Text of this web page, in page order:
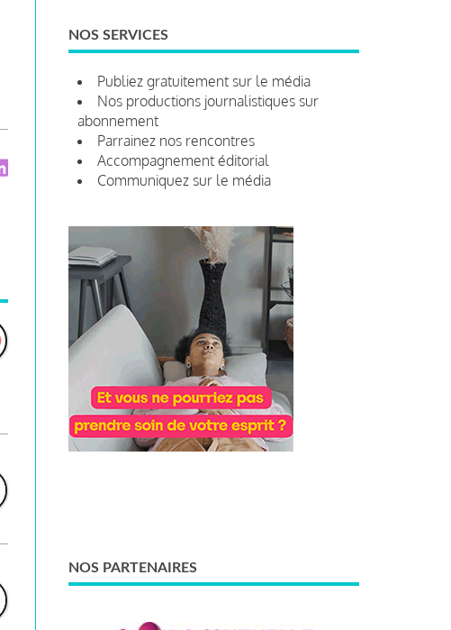
NOS SERVICES
Publiez gratuitement sur le média
Nos productions journalistiques sur
abonnement
Parrainez nos rencontres
Accompagnement éditorial
Communiquez sur le média
NOS PARTENAIRES